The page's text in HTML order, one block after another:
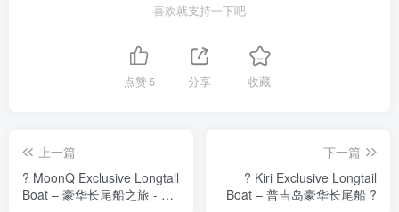
喜欢就支持一下吧
点赞5 分享 收藏
上一篇
? MoonQ Exclusive Longtail
Boat – 豪华长尾船之旅 - 普
下一篇
? Kiri Exclusive Longtail
Boat – 普吉岛豪华长尾船 ?